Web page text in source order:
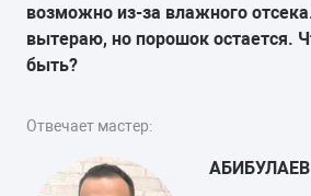
возможно из-за влажного
вытераю, но порошок остается.
быть?
Отвечает мастер: